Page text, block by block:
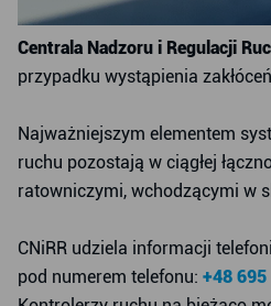
Centrala Nadzoru i Regulacji
przypadku wystąpienia
Najważniejszym elementem
ruchu pozostają w ciągłej
ratowniczymi, wchodzącymi w
CNiRR udziela informacji
pod numerem telefonu: +48